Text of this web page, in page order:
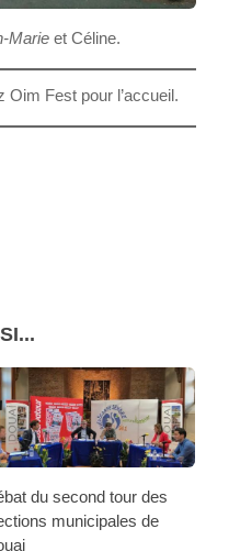
Marie et Céline.
Oim Fest pour l’accueil.
du second tour des
municipales de